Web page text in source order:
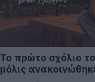
Το πρώτο σχόλιο
μόλις